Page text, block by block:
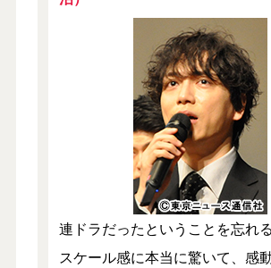
連ドラだったということを忘れ
スケール感に本当に驚いて、感